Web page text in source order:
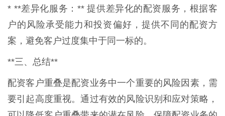
* **差异化服务：** 提供差异化的配资服务，根据客
户的风险承受能力和投资偏好，提供不同的配资方
案，避免客户过度集中于同一标的。
**三、总结**
配资客户重叠是配资业务中一个重要的风险因素，需
要引起高度重视。通过有效的风险识别和应对策略，